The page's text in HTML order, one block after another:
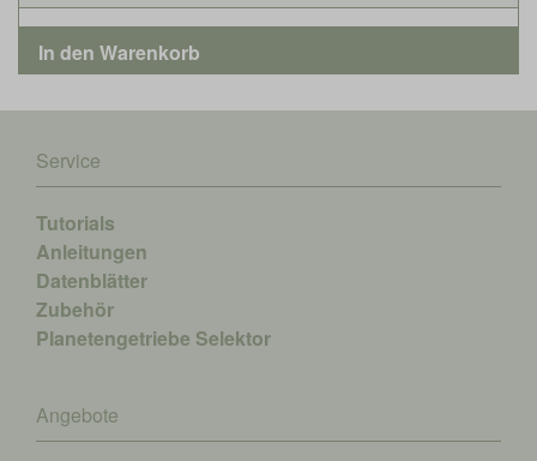
Service
Tutorials
Anleitungen
Datenblätter
Zubehör
Planetengetriebe Selektor
Angebote